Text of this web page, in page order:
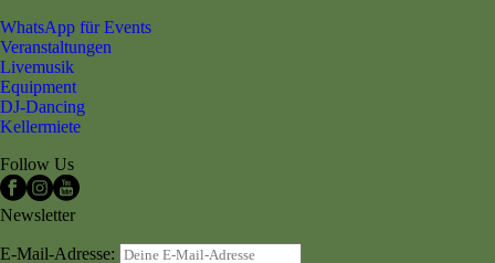
WhatsApp für Events
Veranstaltungen
Livemusik
Equipment
DJ-Dancing
Kellermiete
Follow Us
Newsletter
E-Mail-Adresse: